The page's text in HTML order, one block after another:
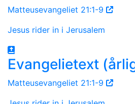
Matteusevangeliet 21:1-9
Jesus rider in i Jerusalem
Evangelietext
Matteusevangeliet 21:1-9